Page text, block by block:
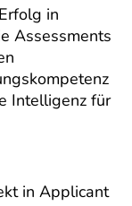
in
Assessments
Intelligenz für
in Applicant